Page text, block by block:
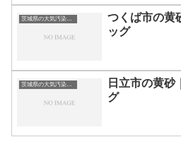
茨城県の大気汚染・PM2.5・黄砂・エアロゾルの数値
つくば市の黄
ッグ
茨城県の大気汚染・PM2.5・黄砂・エアロゾルの数値
日立市の黄砂
グ